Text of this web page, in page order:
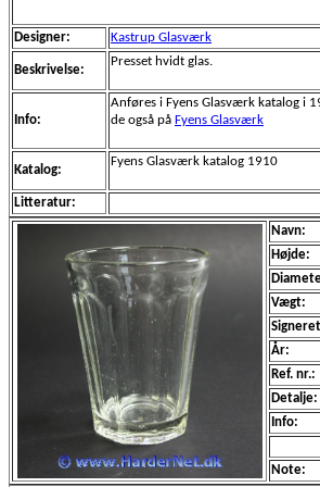
Designer: Kastrup Glasværk
Beskrivelse:
Presset hvidt glas.
Info:
Anføres i Fyens Glasværk katalog i
de også på Fyens Glasværk
Katalog:
Fyens Glasværk katalog 1910
Litteratur:
Navn:
Højde:
Vægt:
År:
Ref. nr.:
Detalje:
Info:
Note: